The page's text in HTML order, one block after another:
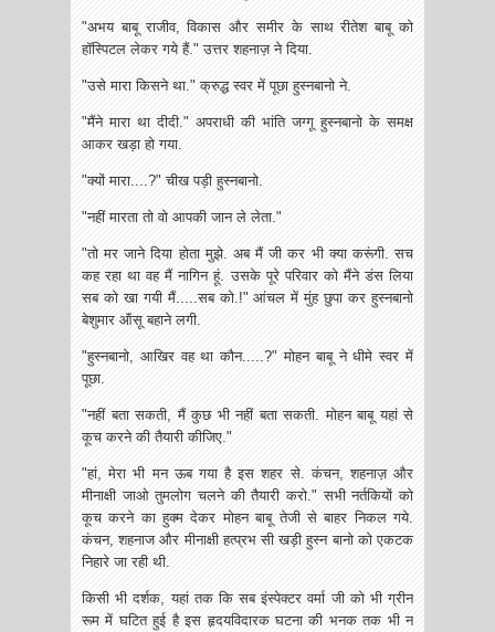
"अभय बाबू राजीव, विकास और समीर के साथ रीतेश बाबू को
हॉस्पिटल लेकर गये हैं." उत्तर शहनाज़ ने दिया.
"उसे मारा किसने था." क्रुद्ध स्वर में पूछा हुस्नबानो ने.
"मैंने मारा था दीदी." अपराधी की भांति जग्गू हुस्नबानो के समक्ष
आकर खड़ा हो गया.
"क्यों मारा....?" चीख पड़ी हुस्नबानो.
"नहीं मारता तो‌ वो आपकी जान ले लेता."
"तो मर जाने दिया होता मुझे. अब मैं जी कर भी क्या करूंगी. सच
कह रहा था वह मैं नागिन हूं. उसके पूरे परिवार को मैंने डंस लिया
सब को‌ खा गयी मैं.....सब को.!" आंचल में मुंह छुपा कर हुस्नबानो
बेशुमार ऑंसू बहाने लगी.
"हुस्नबानो, आखिर वह था कौन.....?" मोहन बाबू ने धीमे स्वर में
पूछा.
"नहीं बता सकती, मैं कुछ भी नहीं बता सकती. मोहन बाबू यहां से
कूच करने की तैयारी कीजिए."
"हां, मेरा भी मन ऊब गया है इस शहर से. कंचन, शहनाज़ और
मीनाक्षी जाओ तुमलोग चलने की तैयारी करो." सभी नर्तकियों को
कूच करने का हुक्म देकर मोहन बाबू तेजी से बाहर निकल गये.
कंचन, शहनाज और मीनाक्षी हत्प्रभ सी खड़ी हुस्न बानो को एकटक
निहारे जा रही थी.
किसी भी दर्शक, यहां तक कि सब इंस्पेक्टर वर्मा जी को भी ग्रीन
रूम में घटित हुई है इस हृदयविदारक घटना की भनक तक भी न